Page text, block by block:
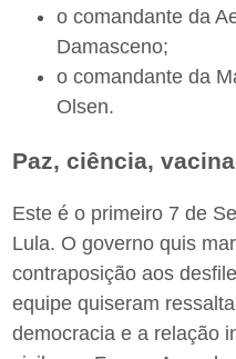
o comandante da
Damasceno;
o comandante da
Olsen.
Paz, ciência,
Este é o primeiro 7 de
Lula. O governo quis
contraposição aos
equipe quiseram
democracia e a relação